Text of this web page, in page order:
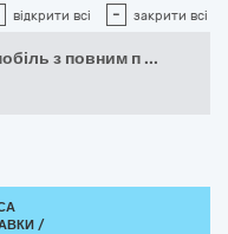
відкрити всі - закрити всі
з повним п ...
/